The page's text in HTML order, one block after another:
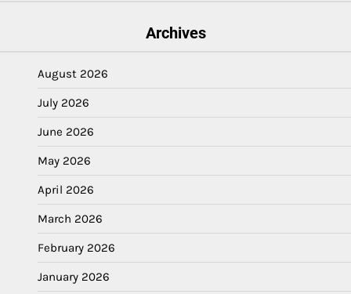
Archives
August 2026
July 2026
June 2026
May 2026
April 2026
March 2026
February 2026
January 2026